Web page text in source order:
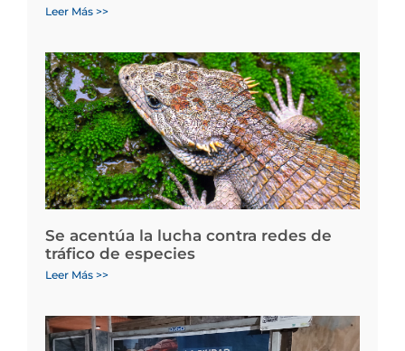
Leer Más >>
Se acentúa la lucha contra redes de
tráfico de especies
Leer Más >>